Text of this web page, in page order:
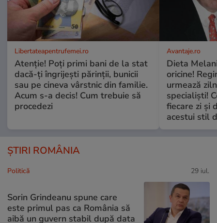
Libertateapentrufemei.ro
Atenție! Poți primi bani de la stat
dacă-ți îngrijești părinții, bunicii
sau pe cineva vârstnic din familie.
Acum s-a decis! Cum trebuie să
procedezi
Avantaje.ro
Dieta
oricine!
urmează
specialiști!
fiecare zi și
acestui stil
ȘTIRI ROMÂNIA
Politică 29 iul.
Sorin Grindeanu spune care
este primul pas ca România să
aibă un guvern stabil după data